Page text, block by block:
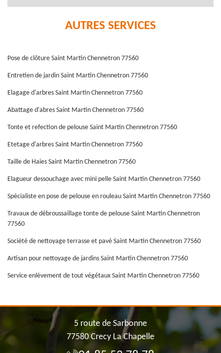
AUTRES SERVICES
Pose de clôture Saint Martin Chennetron 77560
Entretien de jardin Saint Martin Chennetron 77560
Elagage d'arbres Saint Martin Chennetron 77560
Abattage d'abres Saint Martin Chennetron 77560
Tonte et refection de pelouse Saint Martin Chennetron 77560
Etetage d'arbres Saint Martin Chennetron 77560
Taille de Haies Saint Martin Chennetron 77560
Elagueur dessouchage avec mini pelle Saint Martin Chennetron 77560
Spécialiste en pose de pelouse en rouleau Saint Martin Chennetron 77560
Travaux de débroussaillage tonte de pelouse Saint Martin Chennetron
77560
Société de nettoyage terrasse et pavé Saint Martin Chennetron 77560
Artisan pour nettoyage de jardins Saint Martin Chennetron 77560
Service enlèvement de tout végétaux Saint Martin Chennetron 77560
5 route de Sarbonne
77580 Crecy La Chapelle